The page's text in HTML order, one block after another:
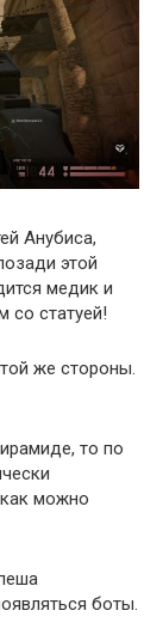
Анубиса,
этой
медик и
со статуей!
же стороны.
то по
как можно
боты.